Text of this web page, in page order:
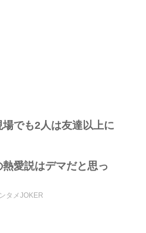
でも2人は友達以上に
愛説はデマだと思っ
タメJOKER